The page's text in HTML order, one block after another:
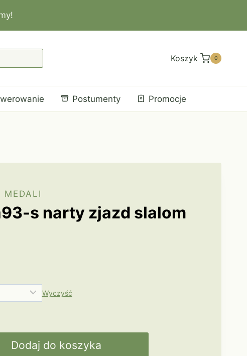
Koszyk 0
Postumenty Promocje
MEDALI
s narty zjazd slalom
Wyczyść
Dodaj do koszyka